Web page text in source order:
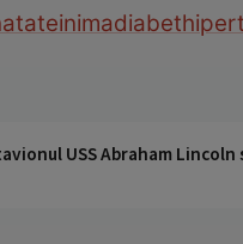
inimadiabet
USS Abraham